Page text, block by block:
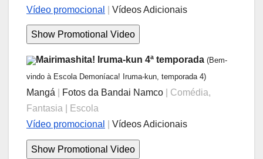
Vídeo promocional
Vídeos Adicionais
Mairimashita! Iruma-kun 4ª temporada (Bem-
vindo à Escola Demoníaca! Iruma-kun, temporada 4)
Mangá Fotos da Bandai Namco
| Comédia,
Fantasia | Escola
Vídeo promocional
Vídeos Adicionais